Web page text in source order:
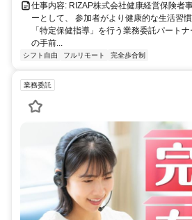
仕事内容: RIZAP株式会社健康経営保険者
ーとして、 参加者がより健康的な生活習
「特定保健指導」を行う業務委託パート
の手前...
シフト自由 フルリモート 完全歩合制
業務委託